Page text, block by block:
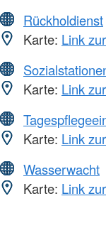
Rückholdienst
Karte: Link
Karte: Link
Karte: Link
Wasserwacht
Karte: Link